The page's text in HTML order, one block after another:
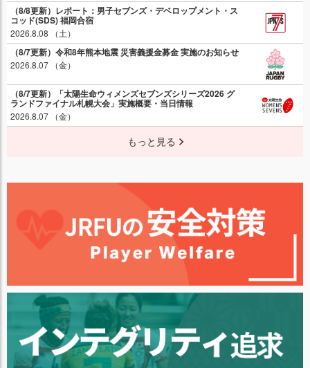
（8/8更新）レポート：男子セブンズ・デベロップメント・ス
コッド(SDS) 福岡合宿
2026.8.08 （土）
（8/7更新）令和8年熊本地震 災害義援金募金 実施のお知らせ
2026.8.07 （金）
（8/7更新）「太陽生命ウィメンズセブンズシリーズ2026 グ
ランドファイナル札幌大会」実施概要・当日情報
2026.8.07 （金）
もっと見る